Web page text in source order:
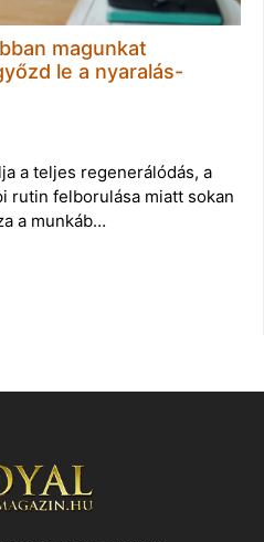
magunkat
le a nyaralás-
a teljes regenerálódás, a
rutin felborulása miatt sokan
a munkáb…